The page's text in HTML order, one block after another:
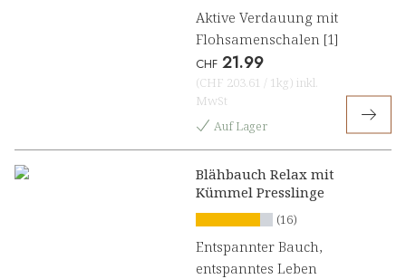
Aktive Verdauung mit
Flohsamenschalen [1]
CHF 21.99
(CHF 203.61 / 1kg) inkl.
MwSt
Auf Lager
Blähbauch Relax mit
Kümmel Presslinge
(16)
Entspannter Bauch,
entspanntes Leben